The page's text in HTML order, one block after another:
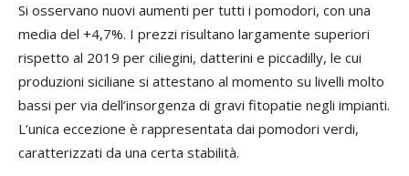
Si osservano nuovi aumenti per tutti i pomodori, con una
media del +4,7%. I prezzi risultano largamente superiori
rispetto al 2019 per ciliegini, datterini e piccadilly, le cui
produzioni siciliane si attestano al momento su livelli molto
bassi per via dell’insorgenza di gravi fitopatie negli impianti.
L’unica eccezione è rappresentata dai pomodori verdi,
caratterizzati da una certa stabilità.